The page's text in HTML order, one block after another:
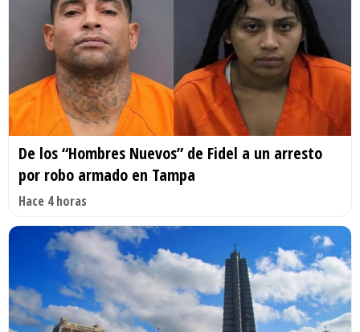
De los “Hombres Nuevos” de Fidel a un arresto
por robo armado en Tampa
Hace 4 horas